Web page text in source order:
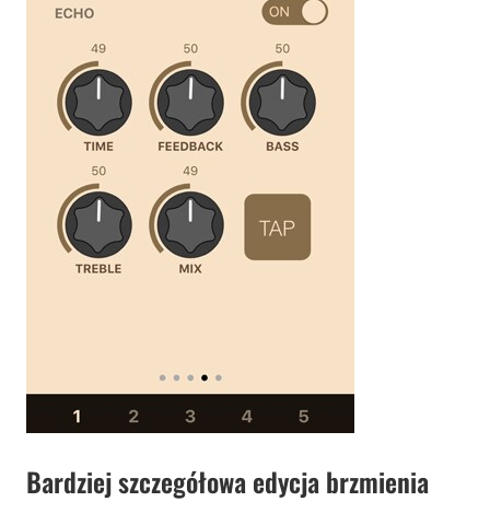
Bardziej szczegółowa edycja brzmienia